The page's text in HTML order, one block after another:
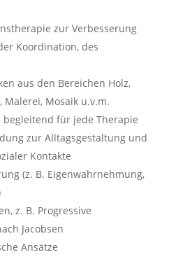
zur Verbesserung
Koordination, des
aus den Bereichen Holz,
Malerei, Mosaik u.v.m.
begleitend für jede Therapie
zur Alltagsgestaltung und
Kontakte
(z. B. Eigenwahrnehmung,
z. B. Progressive
Jacobsen
Ansätze